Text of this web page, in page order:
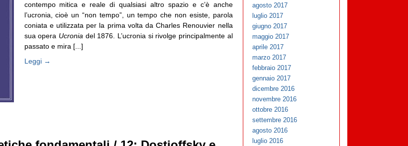
contempo mitica e reale di qualsiasi altro spazio e c’è anche
l’ucronia, cioè un “non tempo”, un tempo che non esiste, parola
coniata e utilizzata per la prima volta da Charles Renouvier nella
sua opera Ucroniadel 1876. L’ucronia si rivolge principalmente al
passato e mira [...]
Leggi →
agosto 2017
luglio 2017
giugno 2017
maggio 2017
aprile 2017
marzo 2017
febbraio 2017
gennaio 2017
dicembre 2016
novembre 2016
ottobre 2016
settembre 2016
agosto 2016
luglio 2016